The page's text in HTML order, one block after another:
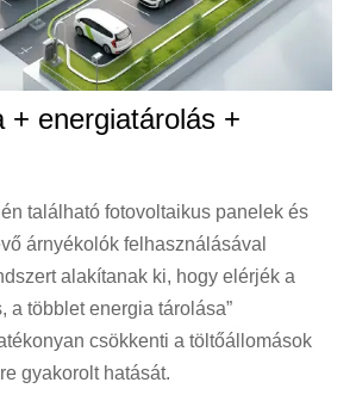
+ energiatárolás +
található fotovoltaikus panelek és
árnyékolók felhasználásával
alakítanak ki, hogy elérjék a
a többlet energia tárolása”
csökkenti a töltőállomások
gyakorolt hatását.